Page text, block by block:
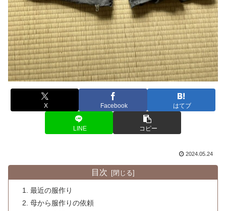
X Facebook はてブ
LINE コピー
2024.05.24
目次
最近の服作り
母から服作りの依頼